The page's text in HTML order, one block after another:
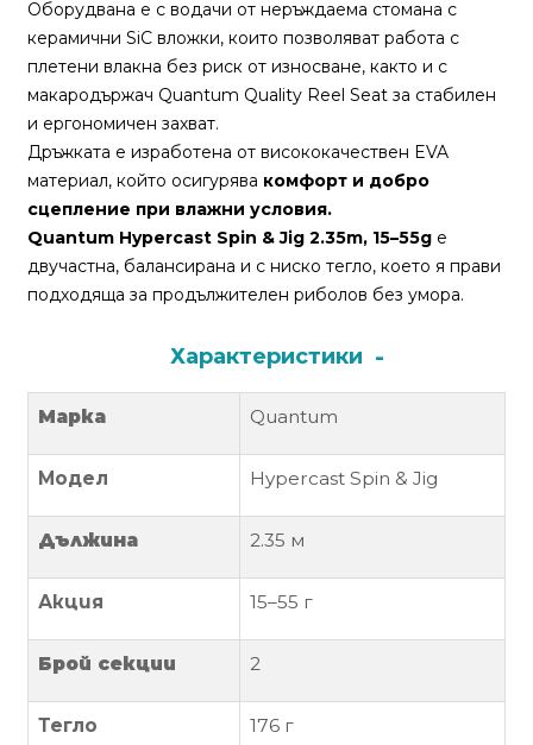
За
нас
Контакти
Поръчка
доставка
Връщане
и
рекламация
за
ползване
Политика
Политика
за
използване
на
(Cookie)
Оборудвана е с водачи от неръждаема стомана с
керамични SiC вложки, които позволяват работа с
плетени влакна без риск от износване, както и с
макародържач Quantum Quality Reel Seat за стабилен
и ергономичен захват.
Дръжката е изработена от висококачествен EVA
материал, който осигурява комфорт и добро
сцепление при влажни условия.
Quantum Hypercast Spin & Jig 2.35m, 15–55g е
двучастна, балансирана и с ниско тегло, което я прави
подходяща за продължителен риболов без умора.
Характеристики
Марка Quantum
Модел Hypercast Spin & Jig
Дължина 2.35 м
Акция 15–55 г
Брой секции 2
Тегло 176 г